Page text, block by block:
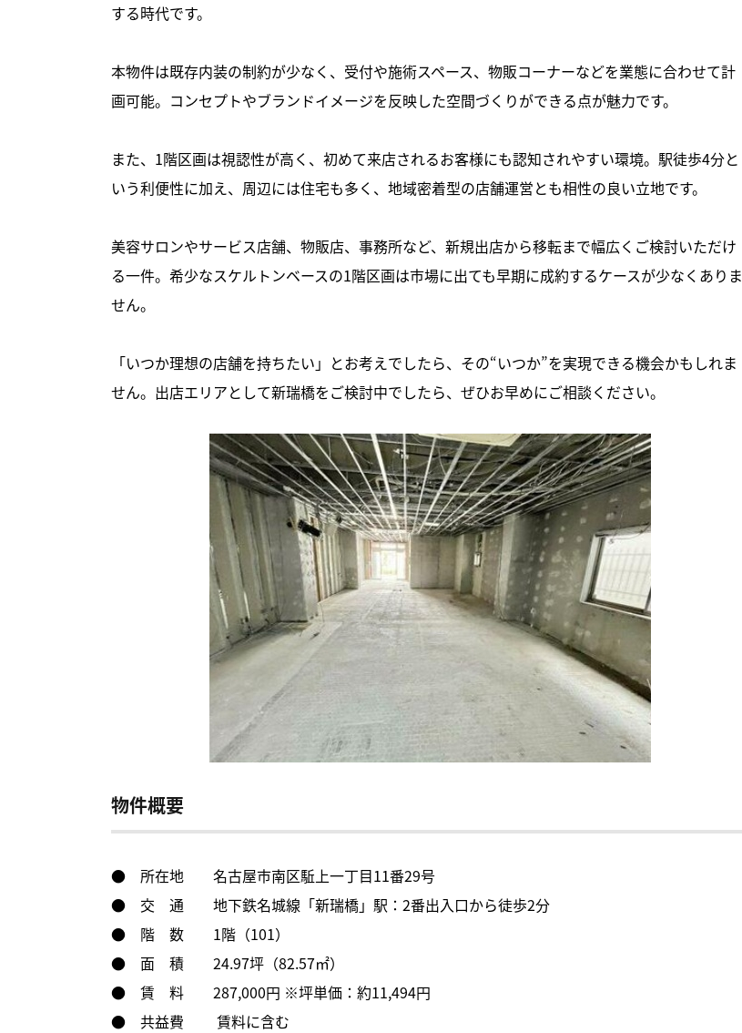
する時代です。
本物件は既存内装の制約が少なく、受付や施術スペース、物販コーナーなどを業態に合わせて計
画可能。コンセプトやブランドイメージを反映した空間づくりができる点が魅力です。
また、1階区画は視認性が高く、初めて来店されるお客様にも認知されやすい環境。駅徒歩4分と
いう利便性に加え、周辺には住宅も多く、地域密着型の店舗運営とも相性の良い立地です。
美容サロンやサービス店舗、物販店、事務所など、新規出店から移転まで幅広くご検討いただけ
る一件。希少なスケルトンベースの1階区画は市場に出ても早期に成約するケースが少なくありま
せん。
「いつか理想の店舗を持ちたい」とお考えでしたら、その“いつか”を実現できる機会かもしれま
せん。出店エリアとして新瑞橋をご検討中でしたら、ぜひお早めにご相談ください。
物件概要
● 所在地 名古屋市南区駈上一丁目11番29号
● 交 通 地下鉄名城線「新瑞橋」駅：2番出入口から徒歩2分
● 階 数 1階（101）
● 面 積 24.97坪（82.57㎡）
● 賃 料 287,000円 ※坪単価：約11,494円
● 共益費 賃料に含む